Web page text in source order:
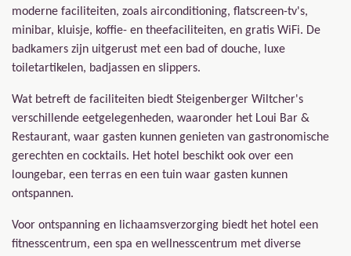
moderne faciliteiten, zoals airconditioning, flatscreen-tv's,
minibar, kluisje, koffie- en theefaciliteiten, en gratis WiFi. De
badkamers zijn uitgerust met een bad of douche, luxe
toiletartikelen, badjassen en slippers.
Wat betreft de faciliteiten biedt Steigenberger Wiltcher's
verschillende eetgelegenheden, waaronder het Loui Bar &
Restaurant, waar gasten kunnen genieten van gastronomische
gerechten en cocktails. Het hotel beschikt ook over een
loungebar, een terras en een tuin waar gasten kunnen
ontspannen.
Voor ontspanning en lichaamsverzorging biedt het hotel een
fitnesscentrum, een spa en wellnesscentrum met diverse